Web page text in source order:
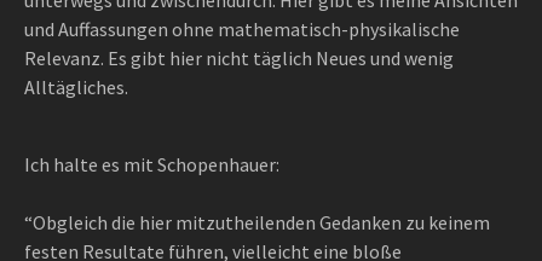
und Auffassungen ohne mathematisch-physikalische
Relevanz. Es gibt hier nicht täglich Neues und wenig
Alltägliches.
Ich halte es mit Schopenhauer:
“Obgleich die hier mitzutheilenden Gedanken zu keinem
festen Resultate führen, vielleicht eine bloße